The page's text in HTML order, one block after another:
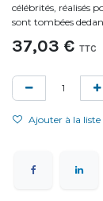
célébrités, réalisés
sont tombées
37,03 € TTC
Ajouter à la liste